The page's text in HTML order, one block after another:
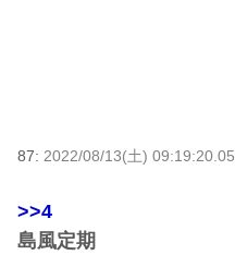
87: 2022/08/13(土) 09:19:20.05
>>4
島風定期